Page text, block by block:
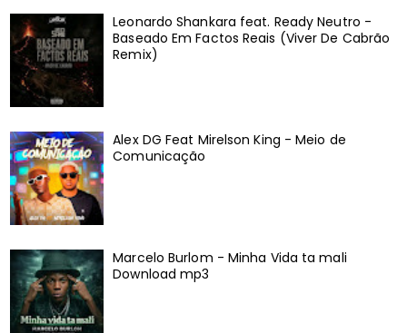
Leonardo Shankara feat. Ready Neutro -
Baseado Em Factos Reais (Viver De Cabrão
Remix)
Alex DG Feat Mirelson King - Meio de
Comunicação
Marcelo Burlom - Minha Vida ta mali
Download mp3